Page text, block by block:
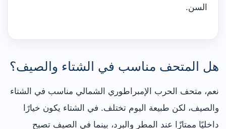
السن.
هل المتحف مناسب في الشتاء والصيف؟
نعم، متحف الحرب الإمبراطوري الشمالي مناسب في الشتاء
والصيف، لكن طبيعة اليوم تختلف. في الشتاء يكون خيارًا
داخليًا ممتازًا عند المطر والبرد، بينما في الصيف تصبح